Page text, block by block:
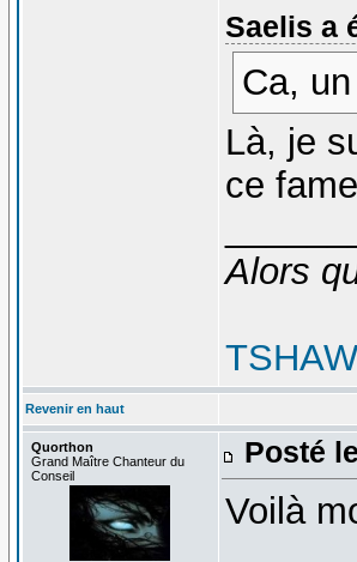
Saelis a
Ca,
Là, je
ce
Alors
Revenir en haut
Quorthon
Grand Maître Chanteur du
Conseil
Posté
Voilà